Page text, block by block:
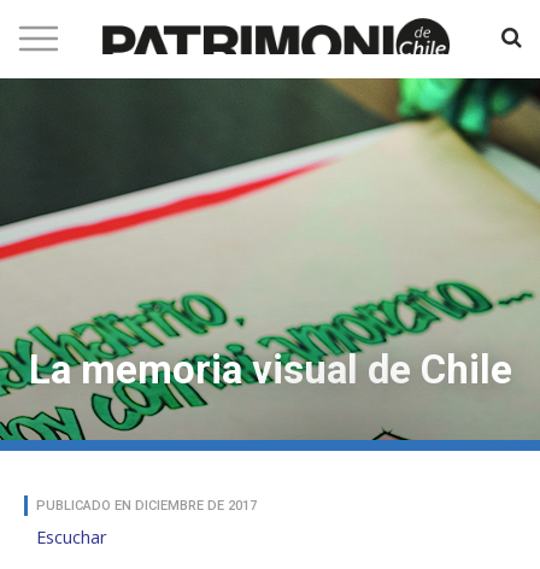
La memoria visual de Chile
PUBLICADO EN DICIEMBRE DE 2017
Escuchar